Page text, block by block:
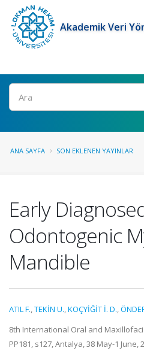
Akademik Veri
Ara
ANA SAYFA SON EKLENEN YAYINLAR
Early
Odontogenic
Mandible
ATIL F.,TEKİN U.,KOÇYİĞİT İ. D.,
8th International Oral and
PP181, s127, Antalya, 38 May-1 June,